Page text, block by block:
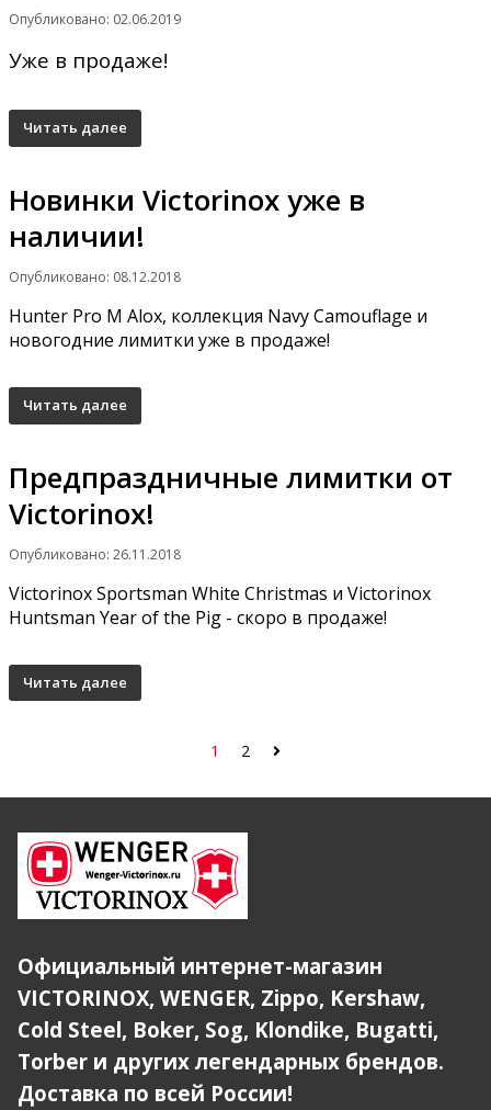
Опубликовано: 02.06.2019
Уже в продаже!
Читать далее
Новинки Victorinox уже в
наличии!
Опубликовано: 08.12.2018
Hunter Pro M Alox, коллекция Navy Camouflage и
новогодние лимитки уже в продаже!
Читать далее
Предпраздничные лимитки от
Victorinox!
Опубликовано: 26.11.2018
Victorinox Sportsman White Christmas и Victorinox
Huntsman Year of the Pig - скоро в продаже!
Читать далее
1 2
Официальный интернет-магазин
VICTORINOX, WENGER, Zippo, Kershaw,
Cold Steel, Boker, Sog, Klondike, Bugatti,
Torber и других легендарных брендов.
Доставка по всей России!